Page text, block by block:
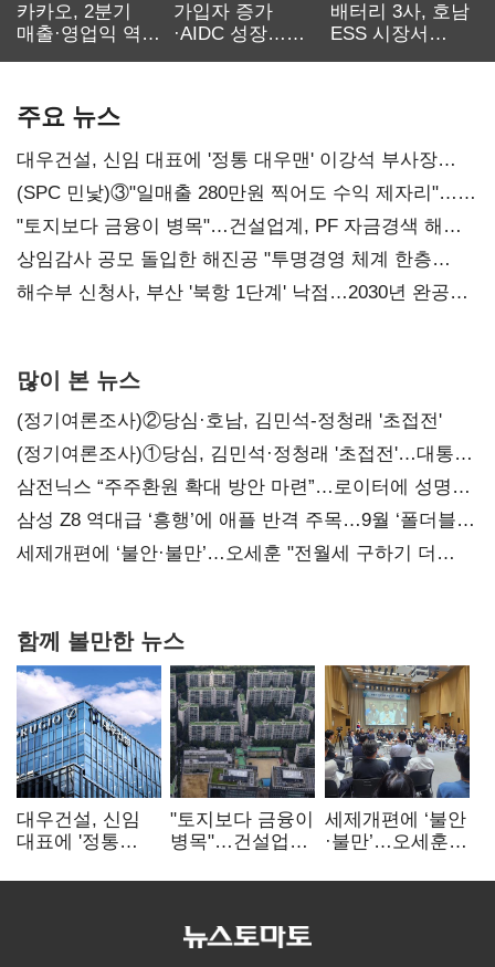
카카오, 2분기
매출·영업익 역대
가입자 증가
·AIDC 성장…
배터리 3사, 호남
ESS 시장서
주요 뉴스
대우건설, 신임 대표에 '정통 대우맨' 이강석 부사장
내정
(SPC 민낯)③"일매출 280만원 찍어도 수익 제자리"…
점주 울리는 '상시 할인'
"토지보다 금융이 병목"…건설업계, PF 자금경색 해소
목소리
상임감사 공모 돌입한 해진공 "투명경영 체계 한층
강화"
해수부 신청사, 부산 '북항 1단계' 낙점…2030년 완공
많이 본 뉴스
(정기여론조사)②당심·호남, 김민석-정청래 '초접전'
(정기여론조사)①당심, 김민석·정청래 '초접전'…대통령
지지도 '50% 아래로'(종합)
삼전닉스 “주주환원 확대 방안 마련”…로이터에 성명
보내
삼성 Z8 역대급 ‘흥행’에 애플 반격 주목…9월 ‘폴더블
대전’
세제개편에 ‘불안·불만’…오세훈 "전월세 구하기 더
함께 볼만한 뉴스
대우건설, 신임
대표에 '정통
부사장 내정
"토지보다 금융이
병목"…건설업계,
해소 목소리
세제개편에 ‘불안
·불만’…오세훈
더 힘들어질 것"